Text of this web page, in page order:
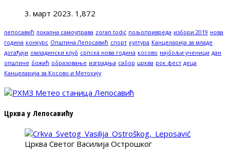
3. март 2023. 1,872
лепосавић локална самоуправа zoran todić пољопривреда избори 2019 нова
година конкурс Општина Лепосавић спорт култура Канцеларија за младе
догађаји омладински клуб српска нова година косово најбољи ученици дан
општине божић образовање изградња сабор црква рок фест деца
Канцеларија за Косово и Метохију
Црква у Лепосавићу
Црква Светог Василија Острошког